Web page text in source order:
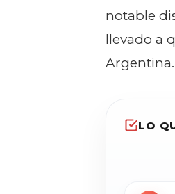
notable
llevado a
Argentina.
LO